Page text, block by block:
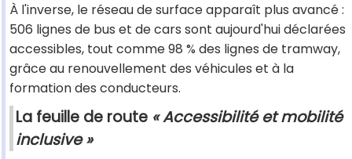
À l'inverse, le réseau de surface apparaît plus avancé :
506 lignes de bus et de cars sont aujourd'hui déclarées
accessibles, tout comme 98 % des lignes de tramway,
grâce au renouvellement des véhicules et à la
formation des conducteurs.
La feuille de route « Accessibilité et mobilité
inclusive »